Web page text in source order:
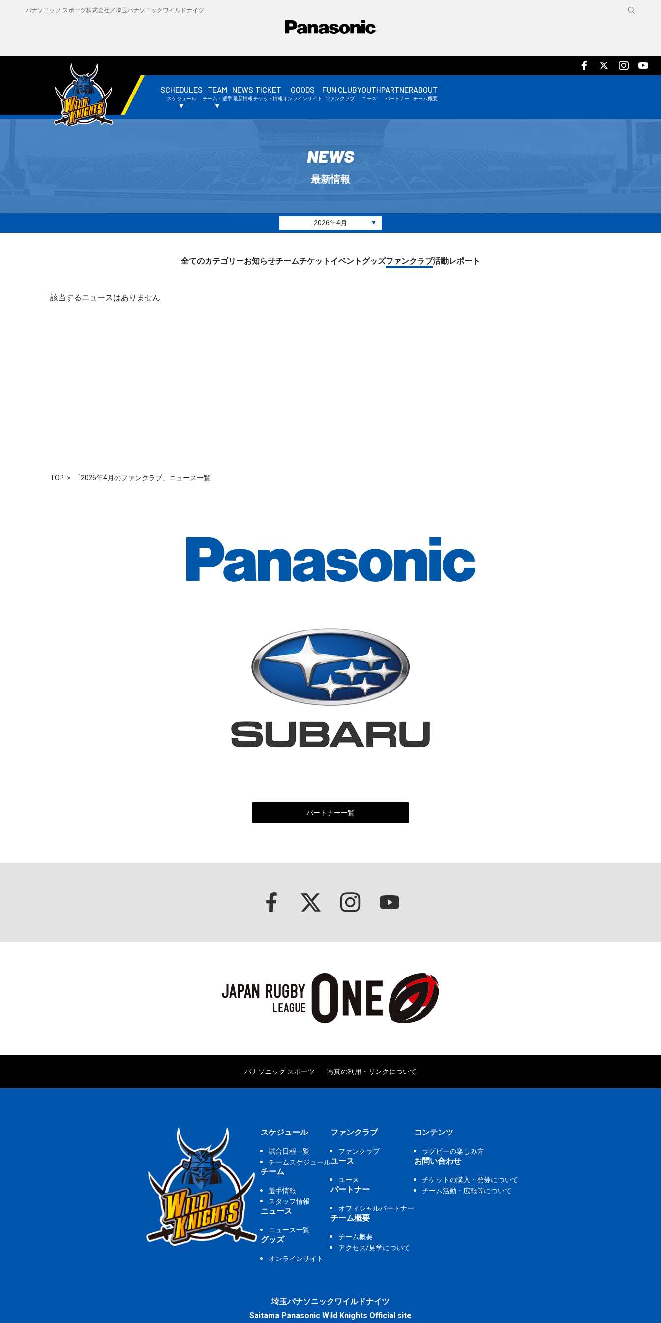
パナソニック スポーツ株式会社／埼玉パナソニックワイルドナイツ
SCHEDULES
スケジュール
▼
TEAM
チーム・選手
▼
NEWS
最新情報
TICKET
チケット情報
GOODS
オンラインサイト
FUN CLUB
ファンクラブ
YOUTH
ユース
PARTNER
パートナー
ABOUT
チーム概要
・試合日程・結果
・チームスケジュール
・選手情報
・スタッフ情報
NEWS
最新情報
2026年4月 ▼
全てのカテゴリーお知らせチームチケット イベント グッズファンクラブ活動レポート
該当するニュースはありません
TOP 「2026年4月のファンクラブ」ニュース一覧
パートナー一覧
パナソニック スポーツ 写真の利用・リンクについて
スケジュール
試合日程一覧
チームスケジュール
チーム
選手情報
スタッフ情報
ニュース
ニュース一覧
グッズ
オンラインサイト
ファンクラブ
ファンクラブ
ユース
ユース
パートナー
オフィシャルパートナー
チーム概要
チーム概要
アクセス/見学について
コンテンツ
ラグビーの楽しみ方
お問い合わせ
チケットの購入・発券について
チーム活動・広報等について
埼玉パナソニックワイルドナイツ
Saitama Panasonic Wild Knights Official site